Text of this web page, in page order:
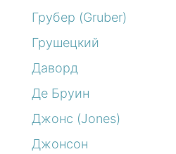
Грубер (Gruber)
Грушецкий
Даворд
Де Бруин
Джонс (Jones)
Джонсон